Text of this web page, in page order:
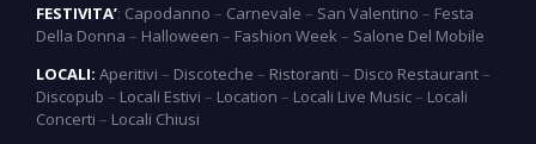
FESTIVITA’: Capodanno – Carnevale – San Valentino – Festa
Della Donna – Halloween – Fashion Week – Salone Del Mobile
LOCALI: Aperitivi – Discoteche – Ristoranti – Disco Restaurant–
Discopub – Locali Estivi – Location – Locali Live Music– Locali
Concerti – Locali Chiusi